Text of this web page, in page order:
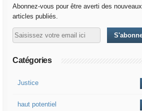
Abonnez-vous pour être averti des nouveaux
articles publiés.
Catégories
Justice
haut potentiel